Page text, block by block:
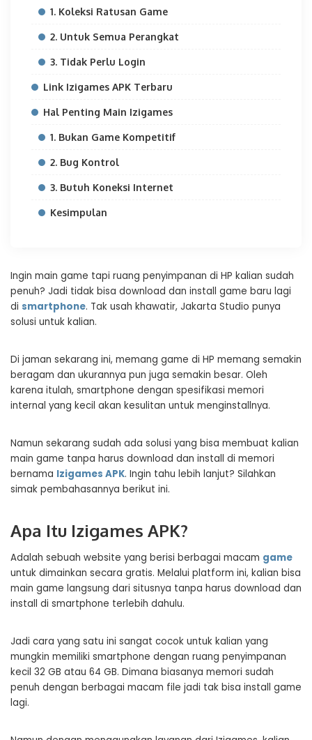
1. Koleksi Ratusan Game
2. Untuk Semua Perangkat
3. Tidak Perlu Login
Link Izigames APK Terbaru
Hal Penting Main Izigames
1. Bukan Game Kompetitif
2. Bug Kontrol
3. Butuh Koneksi Internet
Kesimpulan
Ingin main game tapi ruang penyimpanan di HP kalian sudah
penuh? Jadi tidak bisa download dan install game baru lagi
di smartphone. Tak usah khawatir, Jakarta Studio punya
solusi untuk kalian.
Di jaman sekarang ini, memang game di HP memang semakin
beragam dan ukurannya pun juga semakin besar. Oleh
karena itulah, smartphone dengan spesifikasi memori
internal yang kecil akan kesulitan untuk menginstallnya.
Namun sekarang sudah ada solusi yang bisa membuat kalian
main game tanpa harus download dan install di memori
bernama Izigames APK. Ingin tahu lebih lanjut? Silahkan
simak pembahasannya berikut ini.
Apa Itu Izigames APK?
Adalah sebuah website yang berisi berbagai macam game
untuk dimainkan secara gratis. Melalui platform ini, kalian bisa
main game langsung dari situsnya tanpa harus download dan
install di smartphone terlebih dahulu.
Jadi cara yang satu ini sangat cocok untuk kalian yang
mungkin memiliki smartphone dengan ruang penyimpanan
kecil 32 GB atau 64 GB. Dimana biasanya memori sudah
penuh dengan berbagai macam file jadi tak bisa install game
lagi.